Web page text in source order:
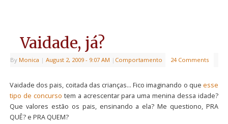
Vaidade, já?
By Monica | August 2, 2009 - 9:07 AM | Comportamento 24 Comments
Vaidade dos pais, coitada das crianças… Fico imaginando o que esse
tipo de concurso tem a acrescentar para uma menina dessa idade?
Que valores estão os pais, ensinando a ela? Me questiono, PRA
QUÊ? e PRA QUEM?